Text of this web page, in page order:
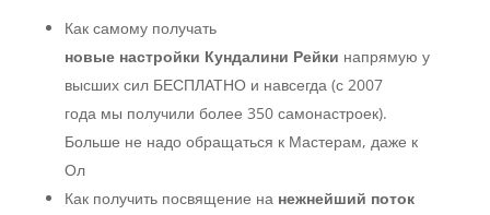
Как самому получать
новые настройки Кундалини Рейки напрямую у
высших сил БЕСПЛАТНО и навсегда (с 2007
года мы получили более 350 самонастроек).
Больше не надо обращаться к Мастерам, даже к
Ол
Как получить посвящение на нежнейший поток